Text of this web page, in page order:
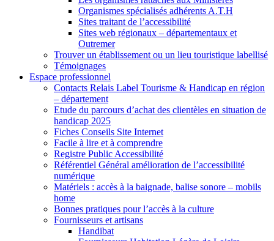
Organismes spécialisés adhérents A.T.H
Sites traitant de l’accessibilité
Sites web régionaux – départementaux et
Outremer
Trouver un établissement ou un lieu touristique labellisé
Témoignages
Espace professionnel
Contacts Relais Label Tourisme & Handicap en région
– département
Etude du parcours d’achat des clientèles en situation de
handicap 2025
Fiches Conseils Site Internet
Facile à lire et à comprendre
Registre Public Accessibilité
Référentiel Général amélioration de l’accessibilité
numérique
Matériels : accès à la baignade, balise sonore – mobils
home
Bonnes pratiques pour l’accès à la culture
Fournisseurs et artisans
Handibat